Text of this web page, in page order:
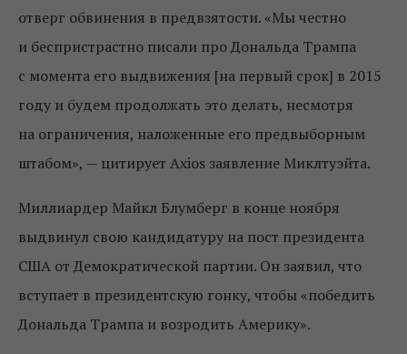
отверг обвинения в предвзятости. «Мы честно
и беспристрастно писали про Дональда Трампа
с момента его выдвижения [на первый срок] в 2015
году и будем продолжать это делать, несмотря
на ограничения, наложенные его предвыборным
штабом», — цитирует Axios заявление Миклтуэйта.
Миллиардер Майкл Блумберг в конце ноября
выдвинул свою кандидатуру на пост президента
США от Демократической партии. Он заявил, что
вступает в президентскую гонку, чтобы «победить
Дональда Трампа и возродить Америку».